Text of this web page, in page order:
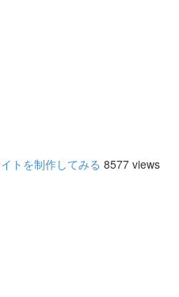
トを制作してみる 8577 views